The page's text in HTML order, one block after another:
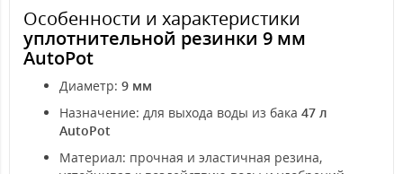
Особенности и характеристики
уплотнительной резинки 9 мм
AutoPot
Диаметр: 9 мм
Назначение: для выхода воды из бака 47 л
AutoPot
Материал: прочная и эластичная резина,